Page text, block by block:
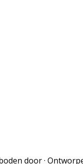
door·